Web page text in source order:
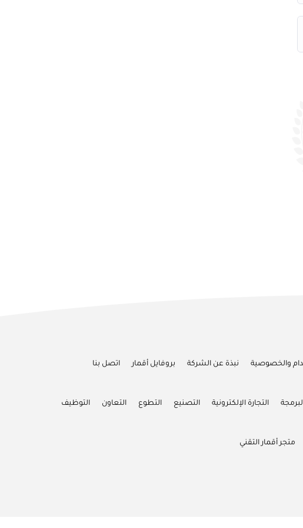
والخصوصية نبذة عن الشركة بروفايل أقمار اتصل بنا
التجارة الإلكترونية التصنيع التطوع التعاون التوظيف
متجر أقمار التقني